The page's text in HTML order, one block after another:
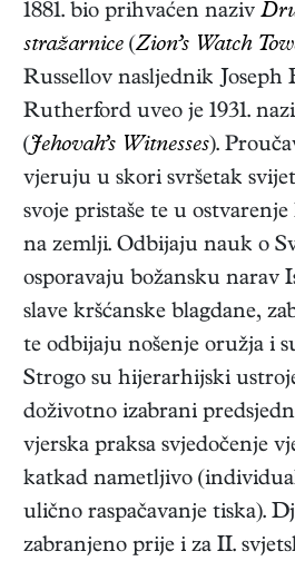
1881. bio prihvaćen naziv
stražarnice (Zion’s Watch
Russellov nasljednik
Rutherford uveo je 1931.
(Jehovah’s Witnesses).
vjeruju u skori svršetak
svoje pristaše te u
na zemlji. Odbijaju nauk o
osporavaju božansku narav
slave kršćanske blagdane,
te odbijaju nošenje oružja i
Strogo su hijerarhijski
doživotno izabrani
vjerska praksa svjedočenje
katkad nametljivo
ulično raspačavanje tiska).
zabranjeno prije i za II.